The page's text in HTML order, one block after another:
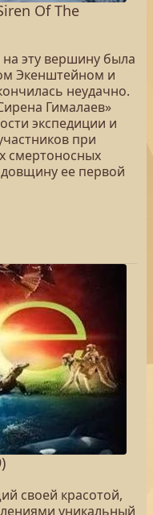
Of The
эту вершину была
Экенштейном и
неудачно.
Гималаев»
экспедиции и
при
смертоносных
ее первой
своей красотой,
уникальный